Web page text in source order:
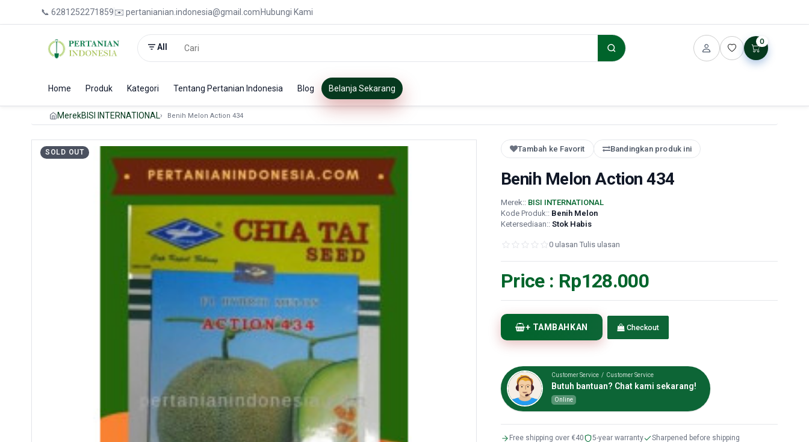
📞 6281252271859✉️ pertanianian.indonesia@gmail.com Hubungi Kami
All
0
Home Produk Kategori Tentang Pertanian Indonesia Blog Belanja Sekarang
MerekBISI INTERNATIONAL Benih Melon Action 434
SOLD OUT Tambah ke Favorit Bandingkan produk ini
Benih Melon Action 434
Merek:: BISI INTERNATIONAL
Kode Produk:: Benih Melon
Ketersediaan:: Stok Habis
0 ulasan Tulis ulasan
Price : Rp128.000
+ TAMBAHKAN Checkout
Customer Service / Customer Service
Butuh bantuan? Chat kami sekarang!
Online
Free shipping over €40 5-year warranty Sharpened before shipping